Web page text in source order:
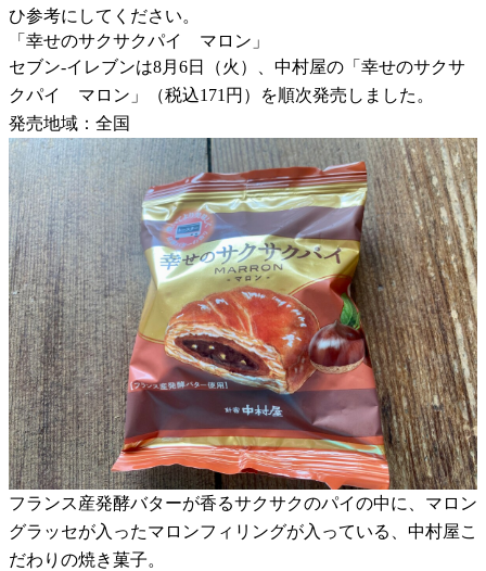
ひ参考にしてください。
「幸せのサクサクパイ マロン」
セブン-イレブンは8月6日（火）、中村屋の「幸せのサクサ
クパイ マロン」（税込171円）を順次発売しました。
発売地域：全国
フランス産発酵バターが香るサクサクのパイの中に、マロン
グラッセが入ったマロンフィリングが入っている、中村屋こ
だわりの焼き菓子。